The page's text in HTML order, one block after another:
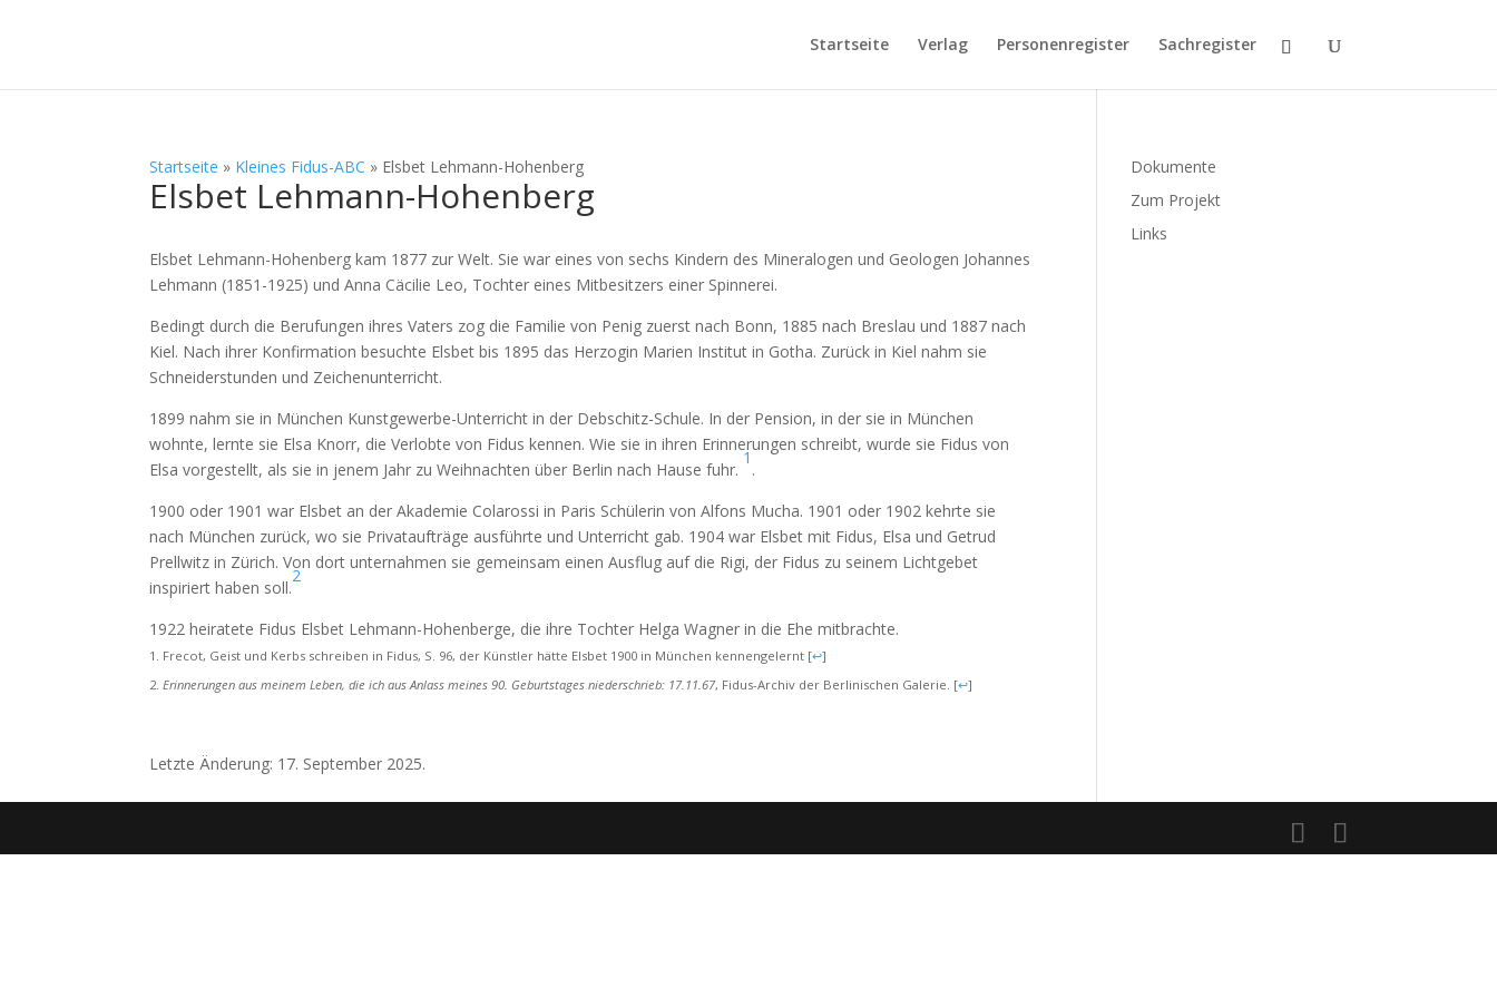
Startseite Verlag Personenregister Sachregister
Startseite » Kleines Fidus-ABC » Elsbet Lehmann-Hohenberg
Elsbet Lehmann-Hohenberg
Elsbet Lehmann-Hohenberg kam 1877 zur Welt. Sie war eines von sechs Kindern des Mineralogen und Geologen Johannes
Lehmann (1851-1925) und Anna Cäcilie Leo, Tochter eines Mitbesitzers einer Spinnerei.
Bedingt durch die Berufungen ihres Vaters zog die Familie von Penig zuerst nach Bonn, 1885 nach Breslau und 1887 nach
Kiel. Nach ihrer Konfirmation besuchte Elsbet bis 1895 das Herzogin Marien Institut in Gotha. Zurück in Kiel nahm sie
Schneiderstunden und Zeichenunterricht.
1899 nahm sie in München Kunstgewerbe-Unterricht in der Debschitz-Schule. In der Pension, in der sie in München
wohnte, lernte sie Elsa Knorr, die Verlobte von Fidus kennen. Wie sie in ihren Erinnerungen schreibt, wurde sie Fidus von
Elsa vorgestellt, als sie in jenem Jahr zu Weihnachten über Berlin nach Hause fuhr.
1
.
1900 oder 1901 war Elsbet an der Akademie Colarossi in Paris Schülerin von Alfons Mucha. 1901 oder 1902 kehrte sie
nach München zurück, wo sie Privataufträge ausführte und Unterricht gab. 1904 war Elsbet mit Fidus, Elsa und Getrud
Prellwitz in Zürich. Von dort unternahmen sie gemeinsam einen Ausflug auf die Rigi, der Fidus zu seinem Lichtgebet
inspiriert haben soll.
2
1922 heiratete Fidus Elsbet Lehmann-Hohenberge, die ihre Tochter Helga Wagner in die Ehe mitbrachte.
Frecot, Geist und Kerbs schreiben in Fidus, S. 96, der Künstler hätte Elsbet 1900 in München kennengelernt [↩]
Erinnerungen aus meinem Leben, die ich aus Anlass meines 90. Geburtstages niederschrieb: 17.11.67, Fidus-Archiv der Berlinischen Galerie. [↩]
Letzte Änderung: 17. September 2025.
Dokumente
Zum Projekt
Links